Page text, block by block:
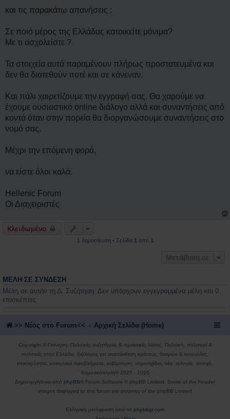
και τις παρακάτω απανήσεις :
Σε ποιό μέρος της Ελλάδας κατοικείτε μόνιμα?
Με τι ασχολείστε ?
Τα στοιχεία αυτά παραμένουν πλήρως προστατευμένα και
δεν θα διατεθούν ποτέ και σε κάνεναν.
Και πάλι χαιρετίζουμε την εγγραφή σας. Θα χαρούμε να
έχουμε ουσιαστικό online διάλογο αλλά και συναντήσεις από
κοντά όταν στην πορεία θα διοργανώσουμε συναντήσεις στο
νομό σας.
Μέχρι την επόμενη φορά,
να είστε όλοι καλά.
Hellenic Forum
Οι Διαχειριστές
Κλειδωμένο
1 δημοσίευση • Σελίδα 1 από 1
Μετάβαση σε
ΜΈΛΗ ΣΕ ΣΎΝΔΕΣΗ
Μέλη σε αυτήν τη Δ. Συζήτηση: Δεν υπάρχουν εγγεγραμμένα μέλη και 0
επισκέπτες
>> Nέος στο Forum<< Αρχική Σελίδα (Home)
Copyright © Γέννηση: Πολιτικές συζητήσεις & πρακτικές λύσεις. Πολιτική, πολιτικοί &
πολιτικές στην Ελλάδα, διάλογος για ανασύνθεση κράτους, θεσμών & κοινωνίας,
επικαιρότητα, κοινωνικά προβλήματα, κυβέρνηση, νομοσχέδια, νέα, εκλογές, αποχή,
δημοσκόπηση® 2025 - 2026
Δημιουργήθηκε από phpBB ® Forum Software © phpBB Limited. Some of the header
images displayed to this forum are property of the phpBB Limited
Ελληνική μετάφραση από το phpbbgr.com